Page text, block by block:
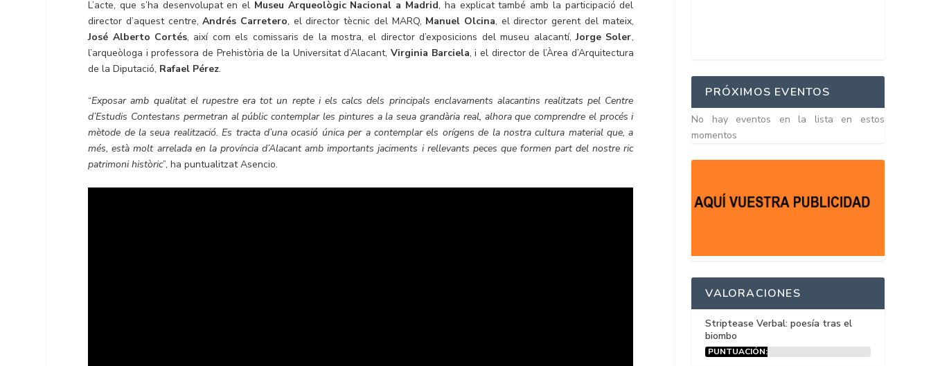
L’acte, que s’ha desenvolupat en el Museu Arqueològic Nacional a Madrid, ha explicat també amb la participació del
director d’aquest centre,Andrés Carretero, el director tècnic del MARQ, Manuel Olcina, el director gerent del mateix,
José Alberto Cortés, així com els comissaris de la mostra, el director d’exposicions del museu alacantí,Jorge Soler,
l’arqueòloga i professora de Prehistòria de la Universitat d’Alacant, Virginia Barciela, i el director de l’Àrea d’Arquitectura
de la Diputació, Rafael Pérez.
“Exposar amb qualitat el rupestre era tot un repte i els calcs dels principals enclavaments alacantins realitzats pel Centre
d’Estudis Contestans permetran al públic contemplar les pintures a la seua grandària real, alhora que comprendre el procés i
mètode de la seua realització. Es tracta d’una ocasió única per a contemplar els orígens de la nostra cultura material que, a
més, està molt arrelada en la província d’Alacant amb importants jaciments i rellevants peces que formen part del nostre ric
patrimoni històric”, ha puntualitzat Asencio.
PRÓXIMOS EVENTOS
No hay eventos en la lista en estos
momentos
VALORACIONES
Striptease Verbal: poesía tras el
biombo
PUNTUACIÓN: